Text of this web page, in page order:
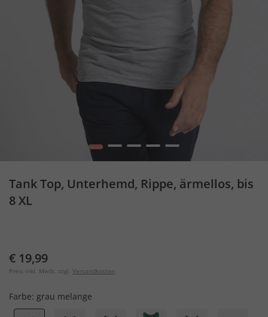
1 2 3 4 5
Tank Top, Unterhemd, Rippe, ärmellos, bis
8 XL
€ 19,99
Preis inkl. MwSt. zzgl. Versandkosten
Farbe: grau melange